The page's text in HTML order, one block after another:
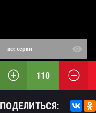
все серии
110
ПОДЕЛИТЬСЯ: